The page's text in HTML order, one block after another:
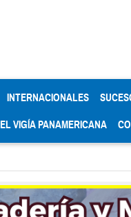
INTERNACIONALES
EL VIGÍA PANAMERICANA